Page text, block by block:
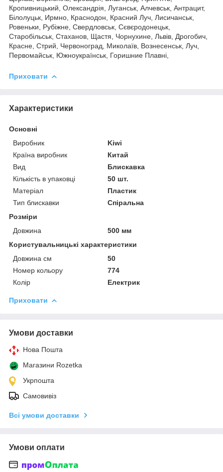
Кропивницький, Олександрія, Луганськ, Алчевськ, Антрацит,
Білолуцьк, Ирмно, Краснодон, Красний Луч, Лисичанськ,
Ровеньки, Рубіжне, Свердловськ, Сєвєродонецьк,
Старобільськ, Стаханов, Щастя, Чорнухине, Львів, Дрогобич,
Красне, Стрий, Червоноград, Миколаїв, Вознесенськ, Луч,
Первомайськ, Южноукраїнськ, Горишние Плавні,
Приховати
Характеристики
Основні
Виробник
Kiwi
Країна виробник
Китай
Вид
Блискавка
Кількість в упаковці
50 шт.
Матеріал
Пластик
Тип блискавки
Спіральна
Розміри
Довжина
500 мм
Користувальницькі характеристики
Довжина см
50
Номер кольору
774
Колір
Електрик
Приховати
Умови доставки
Нова Пошта
Магазини Rozetka
Укрпошта
Самовивіз
Всі умови доставки
Умови оплати